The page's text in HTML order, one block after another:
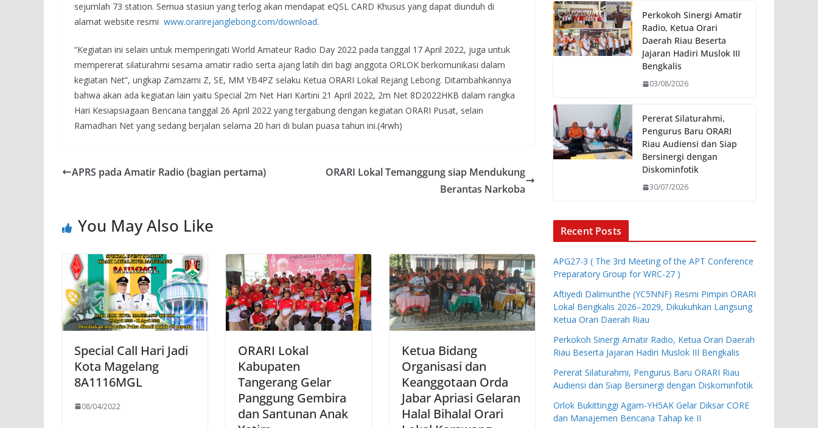
sejumlah 73 station. Semua stasiun yang terlog akan mendapat eQSL CARD Khusus yang dapat diunduh di
alamat website resmi www.orarirejanglebong.com/download.
“Kegiatan ini selain untuk memperingati World Amateur Radio Day 2022 pada tanggal 17 April 2022, juga untuk
mempererat silaturahmi sesama amatir radio serta ajang latih diri bagi anggota ORLOK berkomunikasi dalam
kegiatan Net”, ungkap Zamzami Z, SE, MM YB4PZ selaku Ketua ORARI Lokal Rejang Lebong. Ditambahkannya
bahwa akan ada kegiatan lain yaitu Special 2m Net Hari Kartini 21 April 2022, 2m Net 8D2022HKB dalam rangka
Hari Kesiapsiagaan Bencana tanggal 26 April 2022 yang tergabung dengan kegiatan ORARI Pusat, selain
Ramadhan Net yang sedang berjalan selama 20 hari di bulan puasa tahun ini.(4rwh)
APRS pada Amatir Radio (bagian pertama)
ORARI Lokal Temanggung siap Mendukung
Berantas Narkoba
You May Also Like
Special Call Hari Jadi
Kota Magelang
8A1116MGL
08/04/2022
ORARI Lokal
Kabupaten
Tangerang Gelar
Panggung Gembira
dan Santunan Anak
Ketua Bidang
Organisasi dan
Keanggotaan Orda
Jabar Apriasi Gelaran
Halal Bihalal Orari
Perkokoh Sinergi Amatir
Radio, Ketua Orari
Daerah Riau Beserta
Jajaran Hadiri Muslok III
Bengkalis
03/08/2026
Pererat Silaturahmi,
Pengurus Baru ORARI
Riau Audiensi dan Siap
Bersinergi dengan
Diskominfotik
30/07/2026
Recent Posts
APG27-3 ( The 3rd Meeting of the APT Conference
Preparatory Group for WRC-27 )
Aftiyedi Dalimunthe (YC5NNF) Resmi Pimpin ORARI
Lokal Bengkalis 2026–2029, Dikukuhkan Langsung
Ketua Orari Daerah Riau
Perkokoh Sinergi Amatir Radio, Ketua Orari Daerah
Riau Beserta Jajaran Hadiri Muslok III Bengkalis
Pererat Silaturahmi, Pengurus Baru ORARI Riau
Audiensi dan Siap Bersinergi dengan Diskominfotik
Orlok Bukittinggi Agam-YH5AK Gelar Diksar CORE
dan Manajemen Bencana Tahap ke II